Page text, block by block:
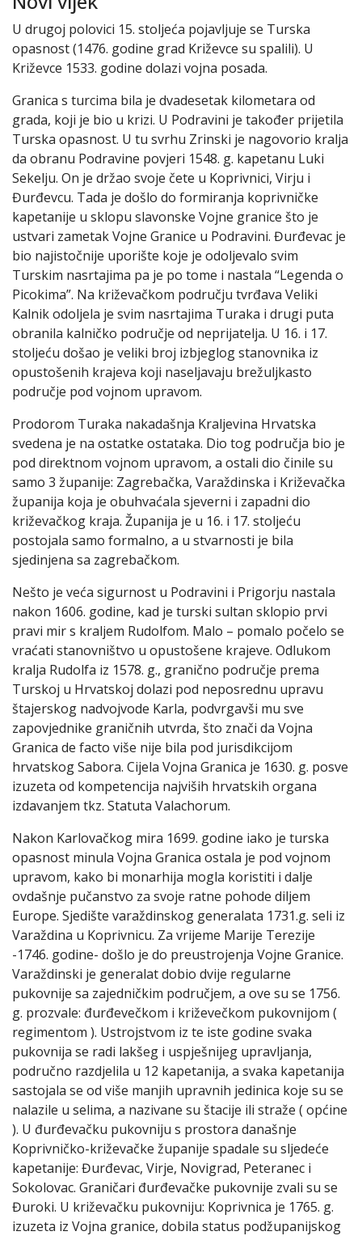
U drugoj polovici 15. stoljeća pojavljuje se Turska
opasnost (1476. godine grad Križevce su spalili). U
Križevce 1533. godine dolazi vojna posada.
Granica s turcima bila je dvadesetak kilometara od
grada, koji je bio u krizi. U Podravini je također prijetila
Turska opasnost. U tu svrhu Zrinski je nagovorio kralja
da obranu Podravine povjeri 1548. g. kapetanu Luki
Sekelju. On je držao svoje čete u Koprivnici, Virju i
Đurđevcu. Tada je došlo do formiranja koprivničke
kapetanije u sklopu slavonske Vojne granice što je
ustvari zametak Vojne Granice u Podravini. Đurđevac je
bio najistočnije uporište koje je odoljevalo svim
Turskim nasrtajima pa je po tome i nastala “Legenda o
Picokima”. Na križevačkom području tvrđava Veliki
Kalnik odoljela je svim nasrtajima Turaka i drugi puta
obranila kalničko područje od neprijatelja. U 16. i 17.
stoljeću došao je veliki broj izbjeglog stanovnika iz
opustošenih krajeva koji naseljavaju brežuljkasto
područje pod vojnom upravom.
Prodorom Turaka nakadašnja Kraljevina Hrvatska
svedena je na ostatke ostataka. Dio tog područja bio je
pod direktnom vojnom upravom, a ostali dio činile su
samo 3 županije: Zagrebačka, Varaždinska i Križevačka
županija koja je obuhvaćala sjeverni i zapadni dio
križevačkog kraja. Županija je u 16. i 17. stoljeću
postojala samo formalno, a u stvarnosti je bila
sjedinjena sa zagrebačkom.
Nešto je veća sigurnost u Podravini i Prigorju nastala
nakon 1606. godine, kad je turski sultan sklopio prvi
pravi mir s kraljem Rudolfom. Malo – pomalo počelo se
vraćati stanovništvo u opustošene krajeve. Odlukom
kralja Rudolfa iz 1578. g., granično područje prema
Turskoj u Hrvatskoj dolazi pod neposrednu upravu
štajerskog nadvojvode Karla, podvrgavši mu sve
zapovjednike graničnih utvrda, što znači da Vojna
Granica de facto više nije bila pod jurisdikcijom
hrvatskog Sabora. Cijela Vojna Granica je 1630. g. posve
izuzeta od kompetencija najviših hrvatskih organa
izdavanjem tkz. Statuta Valachorum.
Nakon Karlovačkog mira 1699. godine iako je turska
opasnost minula Vojna Granica ostala je pod vojnom
upravom, kako bi monarhija mogla koristiti i dalje
ovdašnje pučanstvo za svoje ratne pohode diljem
Europe. Sjedište varaždinskog generalata 1731.g. seli iz
Varaždina u Koprivnicu. Za vrijeme Marije Terezije
-1746. godine- došlo je do preustrojenja Vojne Granice.
Varaždinski je generalat dobio dvije regularne
pukovnije sa zajedničkim područjem, a ove su se 1756.
g. prozvale: đurđevečkom i križevečkom pukovnijom (
regimentom ). Ustrojstvom iz te iste godine svaka
pukovnija se radi lakšeg i uspješnijeg upravljanja,
područno razdjelila u 12 kapetanija, a svaka kapetanija
sastojala se od više manjih upravnih jedinica koje su se
nalazile u selima, a nazivane su štacije ili straže ( općine
). U đurđevačku pukovniju s prostora današnje
Koprivničko-križevačke županije spadale su sljedeće
kapetanije: Đurđevac, Virje, Novigrad, Peteranec i
Sokolovac. Graničari đurđevačke pukovnije zvali su se
Đuroki. U križevačku pukovniju: Koprivnica je 1765. g.
izuzeta iz Vojna granice, dobila status podžupanijskog